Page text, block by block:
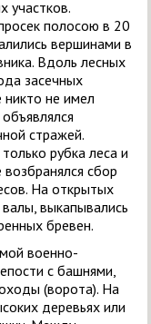
участков.
полосою в 20
вершинами в
Вдоль лесных
засечных
не имел
стражей.
рубка леса и
сбор
На открытых
выкапывались
бревен.
военно-
с башнями,
(ворота). На
деревьях или